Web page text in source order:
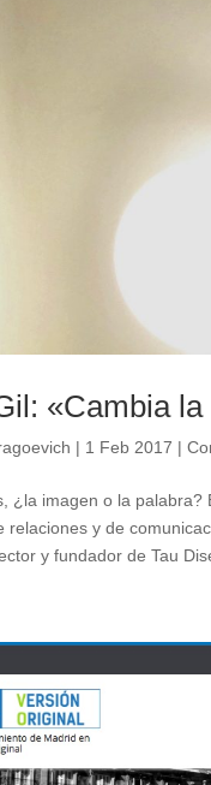
«Cambia
| 1 Feb 2017 |
¿la imagen o la palabra?
relaciones y de
y fundador de Tau